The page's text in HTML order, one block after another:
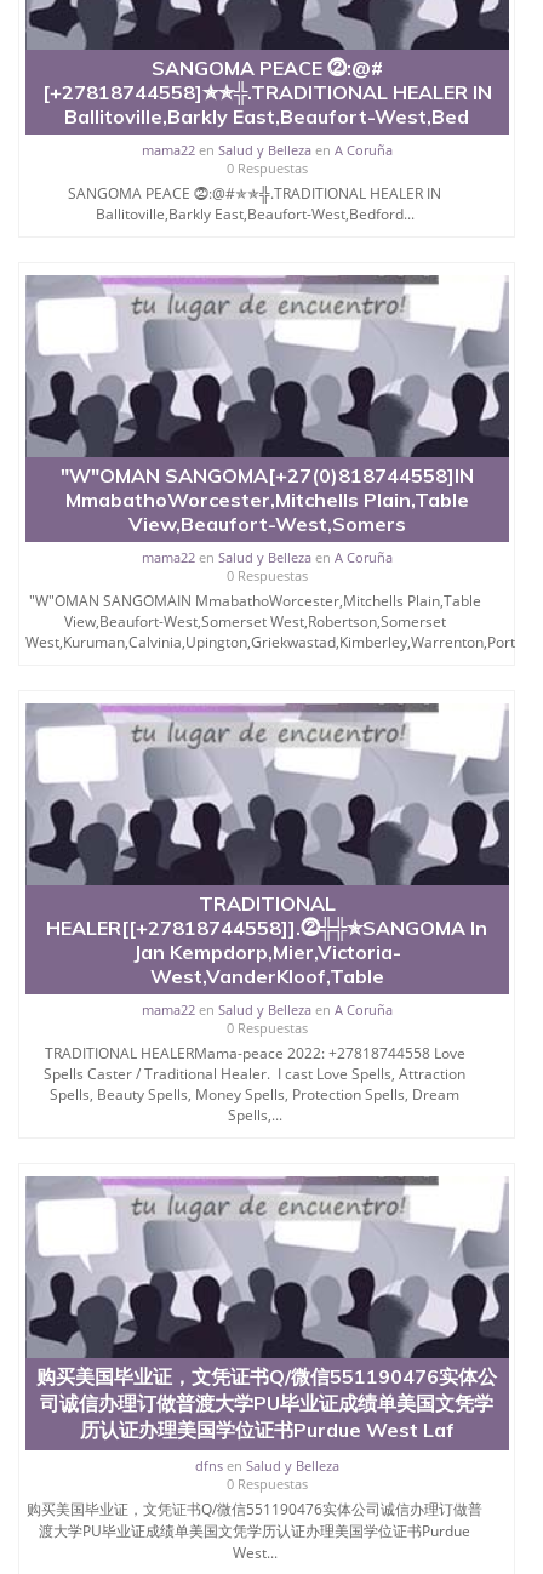
理普渡大学西拉法叶校区//文凭//Q/微信551190476制
作普渡大学西拉法叶校区成绩单、学历认证、在读证
明Purdue University,West Lafayette
SANGOMA PEACE ⓶:@#
[+27818744558]✯✯╬.TRADITIONAL HEALER IN
Ballitoville,Barkly East,Beaufort-West,Bed
mama22en Salud y Bellezaen A Coruña
0 Respuestas
SANGOMA PEACE ⓶:@#✯✯╬.TRADITIONAL HEALER IN
Ballitoville,Barkly East,Beaufort-West,Bedford...
"W"OMAN SANGOMA[+27(0)818744558]IN
MmabathoWorcester,Mitchells Plain,Table
View,Beaufort-West,Somers
mama22en Salud y Bellezaen A Coruña
0 Respuestas
"W"OMAN SANGOMAIN MmabathoWorcester,Mitchells Plain,Table
View,Beaufort-West,Somerset West,Robertson,Somerset
West,Kuruman,Calvinia,Upington,Griekwastad,Kimberley,Warrenton,Port...
TRADITIONAL
HEALER[[+27818744558]].⓶╬╬✯SANGOMA In
Jan Kempdorp,Mier,Victoria-
West,VanderKloof,Table
mama22en Salud y Bellezaen A Coruña
0 Respuestas
TRADITIONAL HEALERMama-peace 2022: +27818744558 Love
Spells Caster / Traditional Healer. I cast Love Spells, Attraction
Spells, Beauty Spells, Money Spells, Protection Spells, Dream
Spells,...
购买美国毕业证，文凭证书Q/微信551190476实体公
司诚信办理订做普渡大学PU毕业证成绩单美国文凭学
历认证办理美国学位证书Purdue West Laf
dfnsen Salud y Belleza
0 Respuestas
购买美国毕业证，文凭证书Q/微信551190476实体公司诚信办理订做普
渡大学PU毕业证成绩单美国文凭学历认证办理美国学位证书Purdue
West...